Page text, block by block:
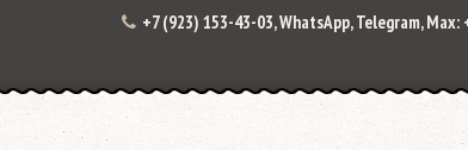
+7 (923) 153-43-03, WhatsApp, Telegram, Max: